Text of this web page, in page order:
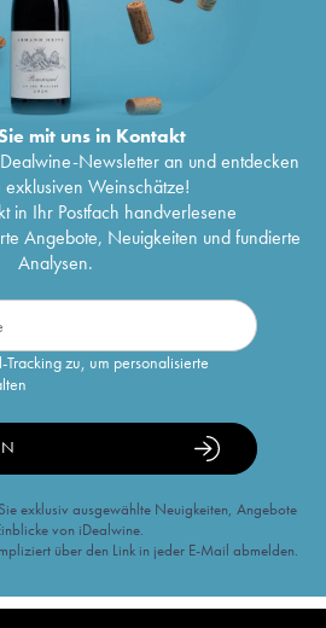
mit uns in Kontakt
Newsletter an und entdecken
exklusiven Weinschätze!
in Ihr Postfach handverlesene
Angebote, Neuigkeiten und fundierte
Analysen.
zu, um personalisierte
exklusiv ausgewählte Neuigkeiten, Angebote
von iDealwine.
über den Link in jeder E-Mail abmelden.